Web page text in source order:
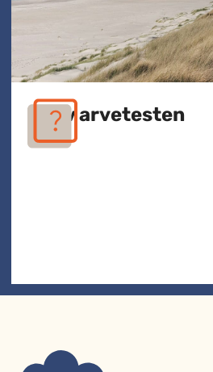
Prøv arvetesten